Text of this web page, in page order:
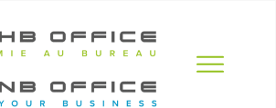
> Bureaux X9 table de réunion
RÉUNION